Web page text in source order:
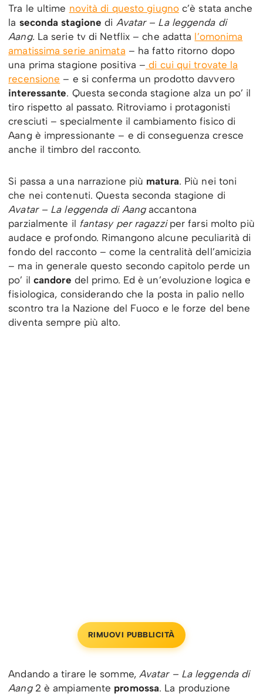
Tra le ultime novità di questo giugnoc’è stata anche
la seconda stagionedi Avatar – La leggenda di
Aang. La serie tv di Netflix – che adatta l’omonima
amatissima serie animata – ha fatto ritorno dopo
una prima stagione positiva – di cui qui trovate la
recensione – e si conferma un prodotto davvero
interessante. Questa seconda stagione alza un po’ il
tiro rispetto al passato. Ritroviamo i protagonisti
cresciuti – specialmente il cambiamento fisico di
Aang è impressionante – e di conseguenza cresce
anche il timbro del racconto.
Si passa a una narrazione più matura. Più nei toni
che nei contenuti. Questa seconda stagione di
Avatar – La leggenda di Aangaccantona
parzialmente il fantasy per ragazzi per farsi molto più
audace e profondo. Rimangono alcune peculiarità di
fondo del racconto – come la centralità dell’amicizia
– ma in generale questo secondo capitolo perde un
po’ il candore del primo. Ed è un’evoluzione logica e
fisiologica, considerando che la posta in palio nello
scontro tra la Nazione del Fuoco e le forze del bene
diventa sempre più alto.
RIMUOVI PUBBLICITÀ
Andando a tirare le somme, Avatar – La leggenda di
Aang2 è ampiamente promossa. La produzione